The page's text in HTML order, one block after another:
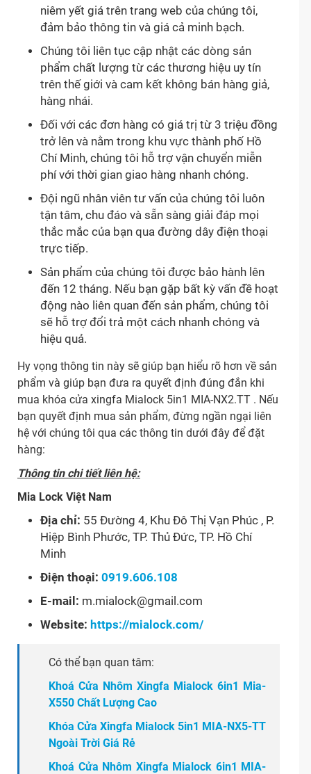
niêm yết giá trên trang web của chúng tôi,
đảm bảo thông tin và giá cả minh bạch.
Chúng tôi liên tục cập nhật các dòng sản
phẩm chất lượng từ các thương hiệu uy tín
trên thế giới và cam kết không bán hàng giả,
hàng nhái.
Đối với các đơn hàng có giá trị từ 3 triệu đồng
trở lên và nằm trong khu vực thành phố Hồ
Chí Minh, chúng tôi hỗ trợ vận chuyển miễn
phí với thời gian giao hàng nhanh chóng.
Đội ngũ nhân viên tư vấn của chúng tôi luôn
tận tâm, chu đáo và sẵn sàng giải đáp mọi
thắc mắc của bạn qua đường dây điện thoại
trực tiếp.
Sản phẩm của chúng tôi được bảo hành lên
đến 12 tháng. Nếu bạn gặp bất kỳ vấn đề hoạt
động nào liên quan đến sản phẩm, chúng tôi
sẽ hỗ trợ đổi trả một cách nhanh chóng và
hiệu quả.
Hy vọng thông tin này sẽ giúp bạn hiểu rõ hơn về sản
phẩm và giúp bạn đưa ra quyết định đúng đắn khi
mua khóa cửa xingfa Mialock 5in1 MIA-NX2.TT . Nếu
bạn quyết định mua sản phẩm, đừng ngần ngại liên
hệ với chúng tôi qua các thông tin dưới đây để đặt
hàng:
Thông tin chi tiết liên hệ:
Mia Lock Việt Nam
Địa chỉ: 55 Đường 4, Khu Đô Thị Vạn Phúc , P.
Hiệp Bình Phước, TP. Thủ Đức, TP. Hồ Chí
Minh
Điện thoại: 0919.606.108
E-mail: m.mialock@gmail.com
Website: https://mialock.com/
Có thể bạn quan tâm:
Khoá Cửa Nhôm Xingfa Mialock 6in1 Mia-
X550 Chất Lượng Cao
Khóa Cửa Xingfa Mialock 5in1 MIA-NX5-TT
Ngoài Trời Giá Rẻ
Khoá Cửa Nhôm Xingfa Mialock 6in1 MIA-